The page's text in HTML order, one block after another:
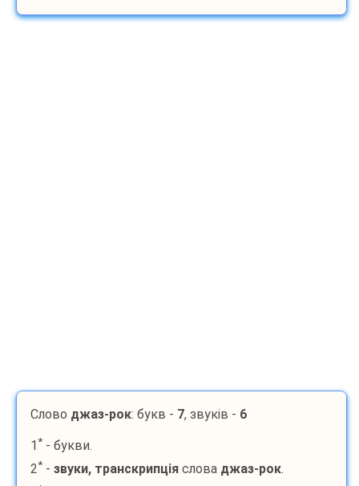
Слово джаз-рок: букв - 7, звуків - 6
1 * - букви.
2* - звуки, транскрипція слова джаз-рок.